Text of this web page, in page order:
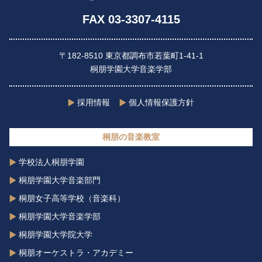
FAX 03-3307-4115
〒182-8510 東京都調布市若葉町1-41-1
桐朋学園大学音楽学部
採用情報 個人情報保護方針
桐朋の音楽教室
学校法人桐朋学園
桐朋学園大学音楽部門
桐朋女子高等学校（音楽科）
桐朋学園大学音楽学部
桐朋学園大学院大学
桐朋オーケストラ・アカデミー